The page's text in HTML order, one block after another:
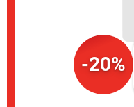
-20%